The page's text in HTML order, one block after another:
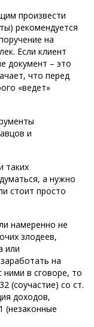
произвести
рекомендуется
на
Если клиент
документ – это
что перед
«ведет»
и
таких
а нужно
стоит просто
намеренно не
злодеев,
или
на
ними в сговоре, то
(соучастие) со ст.
доходов,
(незаконные